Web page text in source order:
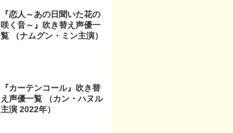
『恋人～あの日聞いた花の
咲く音～』吹き替え声優一
覧 （ナムグン・ミン主演）
『カーテンコール』吹き替
え声優一覧 （カン・ハヌル
主演 2022年）